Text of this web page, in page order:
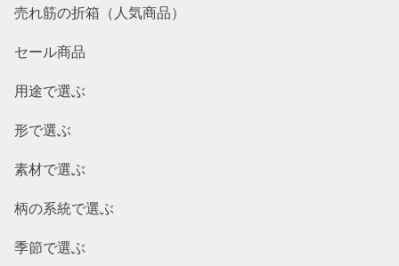
売れ筋の折箱（人気商品）
セール商品
用途で選ぶ
形で選ぶ
素材で選ぶ
柄の系統で選ぶ
季節で選ぶ